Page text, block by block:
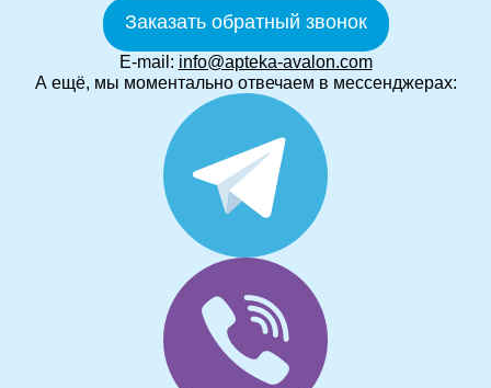
Заказать обратный звонок
E-mail: info@apteka-avalon.com
А ещё, мы моментально отвечаем в мессенджерах: